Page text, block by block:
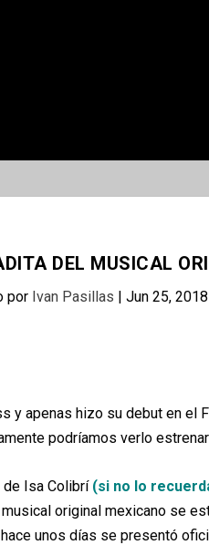
DEL MUSICAL
por Ivan Pasillas |Jun 25, 2018
y apenas hizo su debut en
podríamos verlo
de Isa Colibrí (si no lo
musical original mexicano se
unos días se presentó